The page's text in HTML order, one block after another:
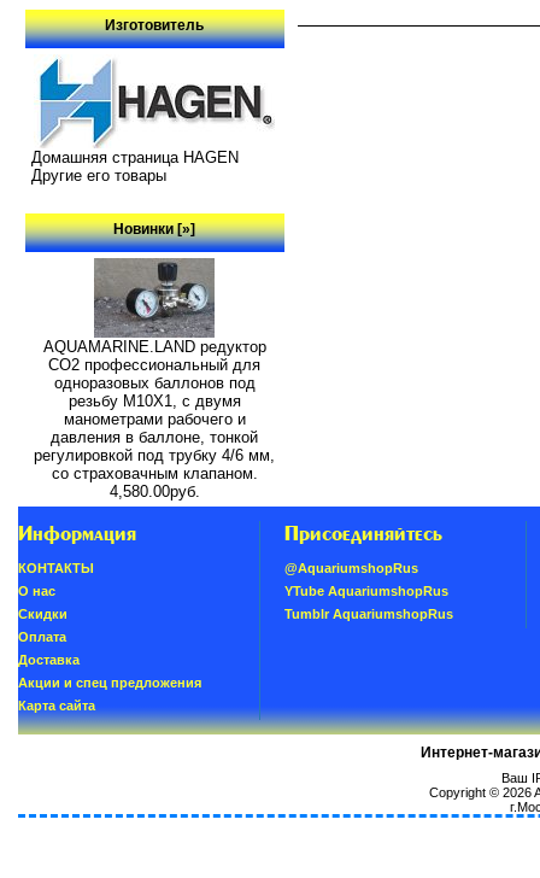
Изготовитель
Домашняя страница HAGEN
Другие его товары
Новинки [»]
AQUAMARINE.LAND редуктор
СО2 профессиональный для
одноразовых баллонов под
резьбу M10X1, с двумя
манометрами рабочего и
давления в баллоне, тонкой
регулировкой под трубку 4/6 мм,
со страховачным клапаном.
4,580.00руб.
Информация
КОНТАКТЫ
О нас
Скидки
Oплатa
Доставка
Акции и спец предложения
Карта сайта
Присоединяйтесь
@AquariumshopRus
YTube AquariumshopRus
Tumblr AquariumshopRus
Интернет-
Ваш
Copyright © 2026